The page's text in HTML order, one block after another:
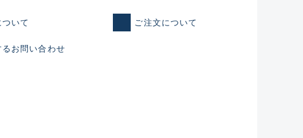
いて ご注文について
お問い合わせ